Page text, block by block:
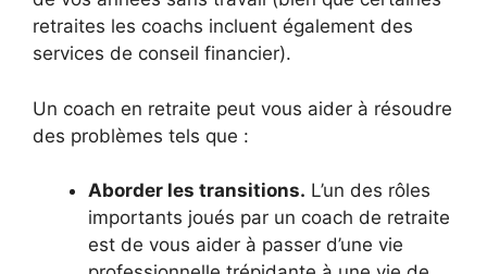
retraites les coachs incluent également des
services de conseil financier).
Un coach en retraite peut vous aider à résoudre
des problèmes tels que :
Aborder les transitions. L’un des rôles
importants joués par un coach de retraite
est de vous aider à passer d’une vie